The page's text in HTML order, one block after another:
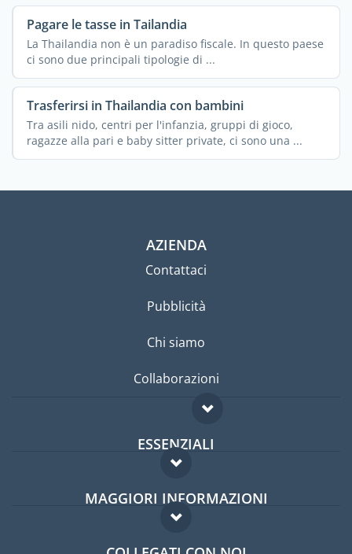
Pagare le tasse in Tailandia
La Thailandia non è un paradiso fiscale. In questo paese
ci sono due principali tipologie di ...
Trasferirsi in Thailandia con bambini
Tra asili nido, centri per l'infanzia, gruppi di gioco,
ragazze alla pari e baby sitter private, ci sono una ...
AZIENDA
Contattaci
Pubblicità
Chi siamo
Collaborazioni
ESSENZIALI
Forum per expat
Guida per expat
MAGGIORI INFORMAZIONI
Domande frequenti